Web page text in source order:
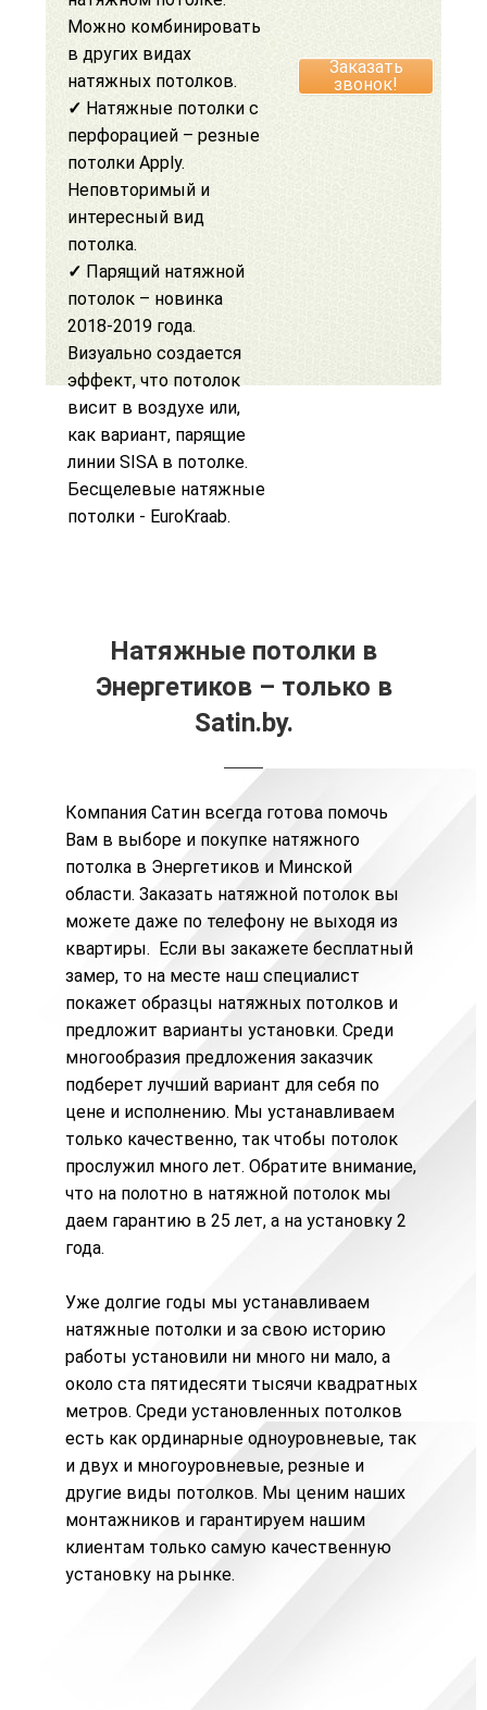
Можно комбинировать
в других видах
натяжных потолков.
✓ Натяжные потолки с
перфорацией –резные
потолки Apply.
Неповторимый и
интересный вид
потолка.
✓ Парящий натяжной
потолок – новинка
2018-2019 года.
Визуально создается
эффект, что потолок
висит в воздухе или,
как вариант, парящие
линии SISA в потолке.
Бесщелевые натяжные
потолки - EuroKraab.
Заказать
звонок!
Натяжные потолки в
Энергетиков – только в
Satin.by.
Компания Сатин всегда готова помочь
Вам в выборе и покупке натяжного
потолка в Энергетиков и Минской
области.Заказать натяжной потолок вы
можете даже по телефону не выходя из
квартиры. Если вы закажете бесплатный
замер, то на месте наш специалист
покажет образцы натяжных потолков и
предложит варианты установки. Среди
многообразия предложения заказчик
подберет лучший вариант для себя по
цене и исполнению. Мы устанавливаем
только качественно, так чтобы потолок
прослужил много лет. Обратите внимание,
что на полотно в натяжной потолок мы
даем гарантию в 25 лет, а на установку 2
года.
Уже долгие годы мы устанавливаем
натяжные потолки и за свою историю
работы установили ни много ни мало, а
около ста пятидесяти тысячи квадратных
метров. Среди установленных потолков
есть как ординарные одноуровневые, так
и двух и многоуровневые,резные и
другие виды потолков. Мы ценим наших
монтажников и гарантируем нашим
клиентам только самую качественную
установку на рынке.